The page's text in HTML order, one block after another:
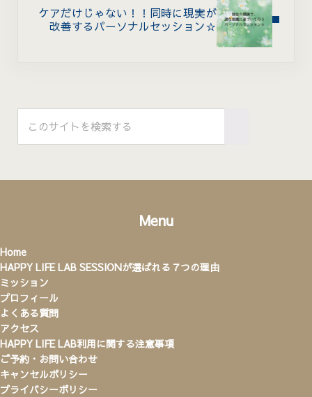
ケアだけじゃない！！同時に現実が
改善するパーソナルセッション☆
Sidebar
Menu
Home
HAPPY LIFE LAB SESSIONが選ばれる７つの理由
ミッション
プロフィール
よくある質問
アクセス
HAPPY LIFE LAB利用に関する注意事項
ご予約・お問い合わせ
キャンセルポリシー
プライバシーポリシー